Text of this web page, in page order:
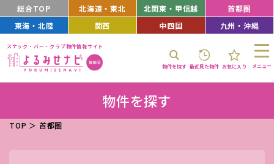
総合TOP 北海道・東北 北関東・甲信越
首都圏
東海・北陸
関西 中四国 九州・沖縄
スナック・バー・クラブ物件情報サイト
物件を探す 最近見た物件 お気に入り メニュー
物件を探す
TOP ＞ 首都圏